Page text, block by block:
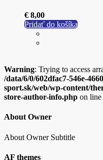
€ 8,00
Pridať do košíka
Warning: Trying to access
/data/6/0/602dfac7-546e-
sport.sk/web/wp-content/
store-author-info.php on line
About Owner
About Owner Subtitle
AF themes